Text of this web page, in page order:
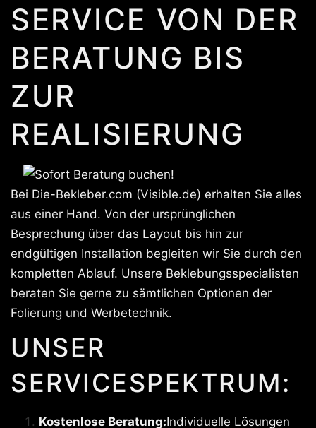
SERVICE VON DER
BERATUNG BIS
ZUR
REALISIERUNG
Bei Die-Bekleber.com (Visible.de) erhalten Sie alles
aus einer Hand. Von der ursprünglichen
Besprechung über das Layout bis hin zur
endgültigen Installation begleiten wir Sie durch den
kompletten Ablauf. Unsere Beklebungsspecialisten
beraten Sie gerne zu sämtlichen Optionen der
Folierung und Werbetechnik.
UNSER
SERVICESPEKTRUM:
Kostenlose Beratung:Individuelle Lösungen